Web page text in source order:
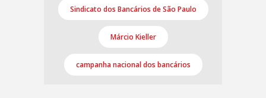
Sindicato dos Bancários de São Paulo
Márcio Kieller
campanha nacional dos bancários